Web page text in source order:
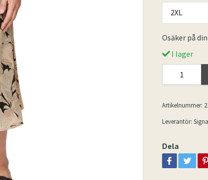
2XL
Osäker på
I lager
Artikelnummer:
Leverantör:
Dela